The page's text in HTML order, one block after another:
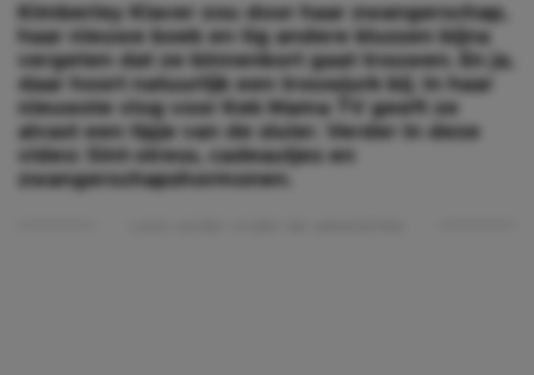
Kimberley Klaver zou door haar zwangerschap,
haar nieuwe boek en tig andere klussen bijna
vergeten dat ze binnenkort gaat trouwen. En ja,
daar hoort natuurlijk een trouwjurk bij. In haar
nieuwste vlog voor Kek Mama TV geeft ze
alvast een tipje van de sluier. Verder in deze
video: Sint-stress, cadeautjes en
zwangerschapshormonen.